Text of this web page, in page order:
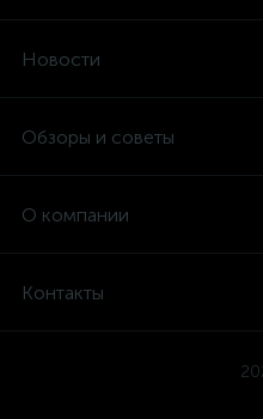
Новости
Обзоры и советы
О компании
Контакты